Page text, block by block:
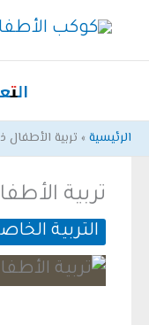
الرئيسية تربية الأطفال
تربية
التربية